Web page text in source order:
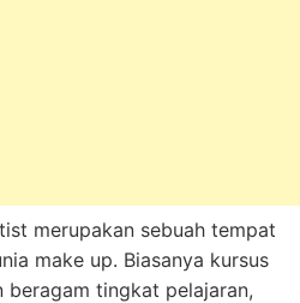
merupakan sebuah tempat
make up. Biasanya kursus
beragam tingkat pelajaran,